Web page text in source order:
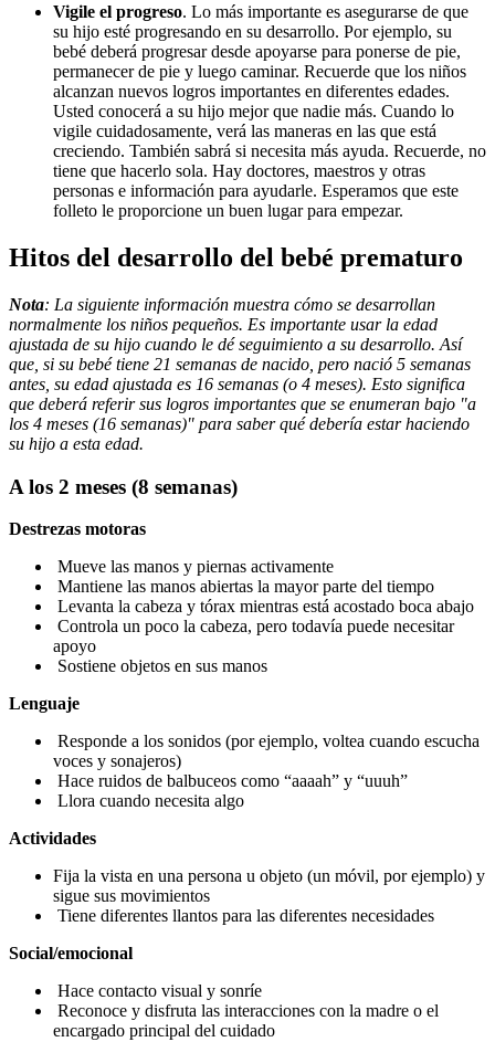
Vigile el progreso. Lo más importante es asegurarse de que
su hijo esté progresando en su desarrollo. Por ejemplo, su
bebé deberá progresar desde apoyarse para ponerse de pie,
permanecer de pie y luego caminar. Recuerde que los niños
alcanzan nuevos logros importantes en diferentes edades.
Usted conocerá a su hijo mejor que nadie más. Cuando lo
vigile cuidadosamente, verá las maneras en las que está
creciendo. También sabrá si necesita más ayuda. Recuerde, no
tiene que hacerlo sola. Hay doctores, maestros y otras
personas e información para ayudarle. Esperamos que este
folleto le proporcione un buen lugar para empezar.
Hitos del desarrollo del bebé prematuro
Nota: La siguiente información muestra cómo se desarrollan
normalmente los niños pequeños. Es importante usar la edad
ajustada de su hijo cuando le dé seguimiento a su desarrollo. Así
que, si su bebé tiene 21 semanas de nacido, pero nació 5 semanas
antes, su edad ajustada es 16 semanas (o 4 meses). Esto significa
que deberá referir sus logros importantes que se enumeran bajo "a
los 4 meses (16 semanas)" para saber qué debería estar haciendo
su hijo a esta edad.
A los 2 meses (8 semanas)
Destrezas motoras
Mueve las manos y piernas activamente
Mantiene las manos abiertas la mayor parte del tiempo
Levanta la cabeza y tórax mientras está acostado boca abajo
Controla un poco la cabeza, pero todavía puede necesitar
apoyo
Sostiene objetos en sus manos
Lenguaje
Responde a los sonidos (por ejemplo, voltea cuando escucha
voces y sonajeros)
Hace ruidos de balbuceos como “aaaah” y “uuuh”
Llora cuando necesita algo
Actividades
Fija la vista en una persona u objeto (un móvil, por ejemplo) y
sigue sus movimientos
Tiene diferentes llantos para las diferentes necesidades
Social/emocional
Hace contacto visual y sonríe
Reconoce y disfruta las interacciones con la madre o el
encargado principal del cuidado